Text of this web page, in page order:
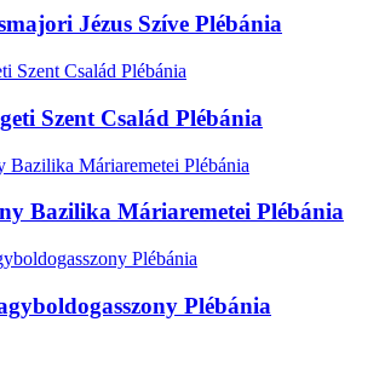
Jézus Szíve Plébánia
Szent Család Plébánia
Bazilika Máriaremetei Plébánia
Plébánia